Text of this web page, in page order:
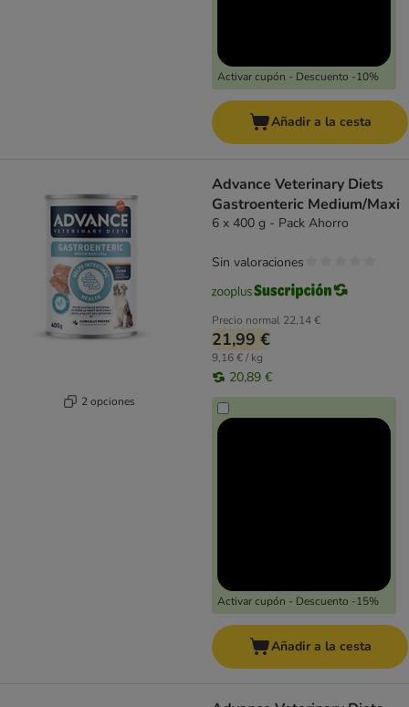
Activar cupón - Descuento -10%
Añadir a la cesta
2 opciones
Advance Veterinary Diets
Gastroenteric Medium/Maxi
6 x 400 g - Pack Ahorro
Precio normal 22,14 €
21,99 €
9,16 € / kg
20,89 €
Activar cupón - Descuento -15%
Sin valoraciones
Añadir a la cesta